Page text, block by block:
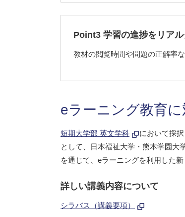
Point3 学習の進捗をリア
教材の閲覧時間や問題の正解率
eラーニング教育
短期大学部 英文学科
において採
として、日本福祉大学・熊本学園大
を通じて、eラーニングを利用した
詳しい講義内容について
シラバス（講義要項）